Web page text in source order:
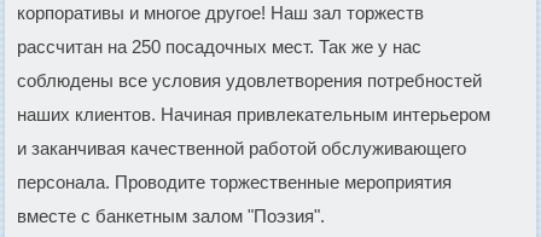
корпоративы и многое другое! Наш зал торжеств
рассчитан на 250 посадочных мест. Так же у нас
соблюдены все условия удовлетворения потребностей
наших клиентов. Начиная привлекательным интерьером
и заканчивая качественной работой обслуживающего
персонала. Проводите торжественные мероприятия
вместе с банкетным залом "Поэзия".